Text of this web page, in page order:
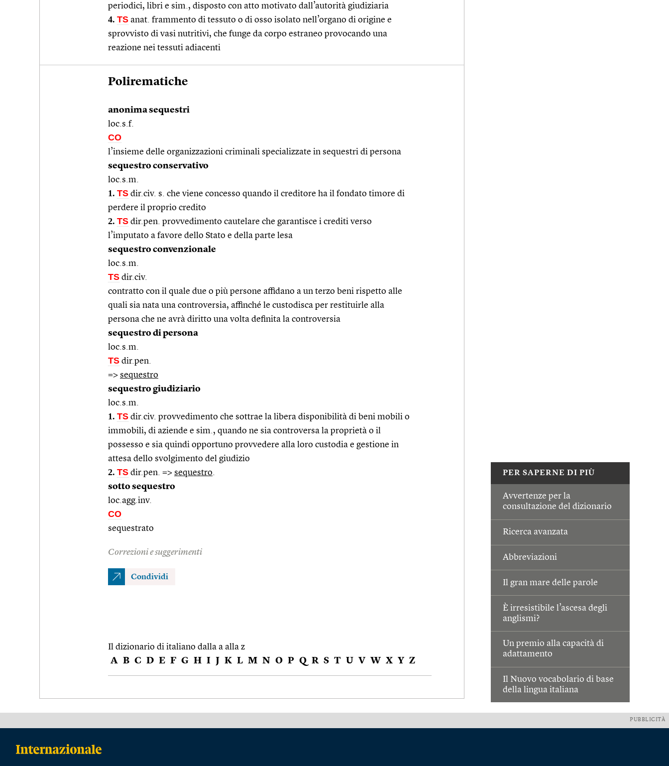
PER SAPERNE DI PIÙ
Avvertenze per la
consultazione del dizionario
Ricerca avanzata
Abbreviazioni
Il gran mare delle parole
È irresistibile l’ascesa degli
anglismi?
Un premio alla capacità di
adattamento
Il Nuovo vocabolario di base
della lingua italiana
periodici, libri e sim., disposto con atto motivato dall’autorità giudiziaria
4. TS anat. frammento di tessuto o di osso isolato nell’organo di origine e
sprovvisto di vasi nutritivi, che funge da corpo estraneo provocando una
reazione nei tessuti adiacenti
Polirematiche
anonima sequestri
loc.s.f.
CO
l’insieme delle organizzazioni criminali specializzate in sequestri di persona
sequestro conservativo
loc.s.m.
1. TS dir.civ. s. che viene concesso quando il creditore ha il fondato timore di
perdere il proprio credito
2. TS dir.pen. provvedimento cautelare che garantisce i crediti verso
l’imputato a favore dello Stato e della parte lesa
sequestro convenzionale
loc.s.m.
TS dir.civ.
contratto con il quale due o più persone affidano a un terzo beni rispetto alle
quali sia nata una controversia, affinché le custodisca per restituirle alla
persona che ne avrà diritto una volta definita la controversia
sequestro di persona
loc.s.m.
TS dir.pen.
=> sequestro
sequestro giudiziario
loc.s.m.
1. TS dir.civ. provvedimento che sottrae la libera disponibilità di beni mobili o
immobili, di aziende e sim., quando ne sia controversa la proprietà o il
possesso e sia quindi opportuno provvedere alla loro custodia e gestione in
attesa dello svolgimento del giudizio
2. TS dir.pen. => sequestro.
sotto sequestro
loc.agg.inv.
CO
sequestrato
Correzioni e suggerimenti
Condividi
Il dizionario di italiano dalla a alla z
A B C D E F G H I J K L M N O P Q R S T U V W X Y Z
PUBBLICITÀ